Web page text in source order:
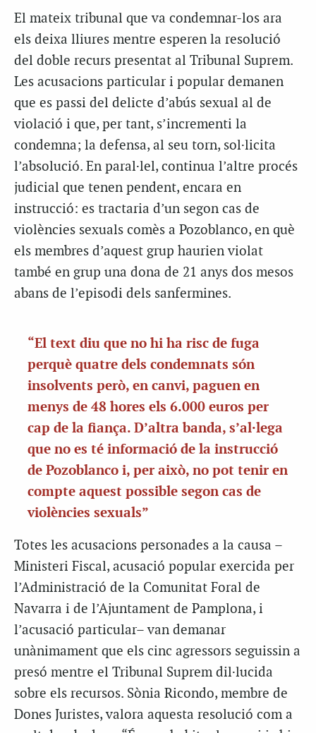
El mateix tribunal que va condemnar-los ara
els deixa lliures mentre esperen la resolució
del doble recurs presentat al Tribunal Suprem.
Les acusacions particular i popular demanen
que es passi del delicte d’abús sexual al de
violació i que, per tant, s’incrementi la
condemna; la defensa, al seu torn, sol·licita
l’absolució. En paral·lel, continua l’altre procés
judicial que tenen pendent, encara en
instrucció: es tractaria d’un segon cas de
violències sexuals comès a Pozoblanco, en què
els membres d’aquest grup haurien violat
també en grup una dona de 21 anys dos mesos
abans de l’episodi dels sanfermines.
“El text diu que no hi ha risc de fuga
perquè quatre dels condemnats són
insolvents però, en canvi, paguen en
menys de 48 hores els 6.000 euros per
cap de la fiança. D’altra banda, s’al·lega
que no es té informació de la instrucció
de Pozoblanco i, per això, no pot tenir en
compte aquest possible segon cas de
violències sexuals”
Totes les acusacions personades a la causa –
Ministeri Fiscal, acusació popular exercida per
l’Administració de la Comunitat Foral de
Navarra i de l’Ajuntament de Pamplona, i
l’acusació particular– van demanar
unànimament que els cinc agressors seguissin a
presó mentre el Tribunal Suprem dil·lucida
sobre els recursos. Sònia Ricondo, membre de
Dones Juristes, valora aquesta resolució com a